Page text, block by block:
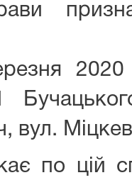
2020
вул.
цій